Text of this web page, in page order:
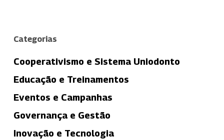
Categorias
Cooperativismo e Sistema Uniodonto
Educação e Treinamentos
Eventos e Campanhas
Governança e Gestão
Inovação e Tecnologia